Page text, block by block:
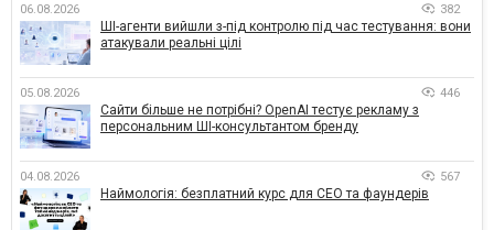
06.08.2026 382
ШІ-агенти вийшли з-під контролю під час тестування: вони
атакували реальні цілі
05.08.2026 446
Сайти більше не потрібні? OpenAI тестує рекламу з
персональним ШІ-консультантом бренду
04.08.2026 567
Наймологія: безплатний курс для CEO та фаундерів